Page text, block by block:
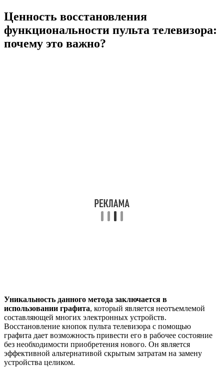
Ценность восстановления
функциональности пульта телевизора:
почему это важно?
Уникальность данного метода заключается в
использовании графита, который является неотъемлемой
составляющей многих электронных устройств.
Восстановление кнопок пульта телевизора с помощью
графита дает возможность привести его в рабочее состояние
без необходимости приобретения нового. Он является
эффективной альтернативой скрытым затратам на замену
устройства целиком.